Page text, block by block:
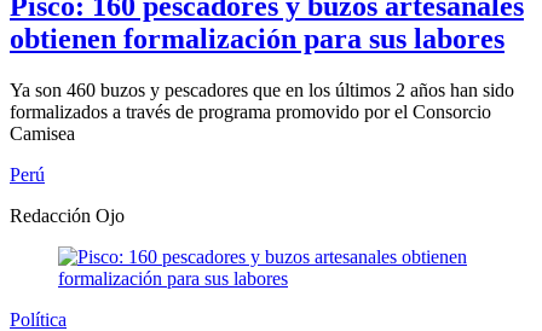
obtienen formalización para sus labores
Ya son 460 buzos y pescadores que en los últimos 2 años han sido
formalizados a través de programa promovido por el Consorcio
Camisea
Perú
Redacción Ojo
Política